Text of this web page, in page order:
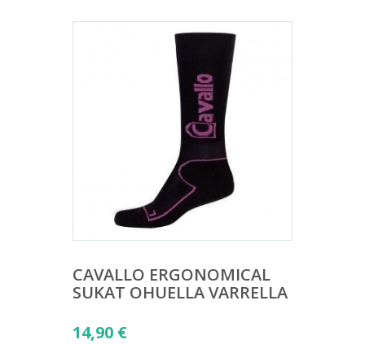
CAVALLO ERGONOMICAL
SUKAT OHUELLA VARRELLA
14,90 €